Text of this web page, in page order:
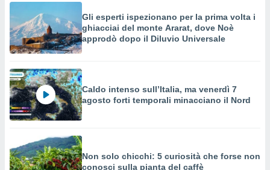
Gli esperti ispezionano per la prima volta i
ghiacciai del monte Ararat, dove Noè
approdò dopo il Diluvio Universale
Caldo intenso sull’Italia, ma venerdì 7
agosto forti temporali minacciano il Nord
Non solo chicchi: 5 curiosità che forse non
conosci sulla pianta del caffè